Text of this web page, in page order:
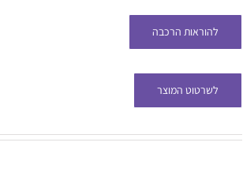
להוראות הרכבה
לשרטוט המוצר